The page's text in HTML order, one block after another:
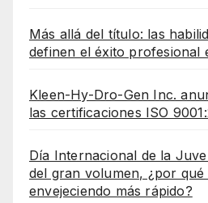
Más allá del título: las
definen el éxito profesional
Kleen-Hy-Dro-Gen Inc.
las certificaciones ISO
Día Internacional de la
del gran volumen, ¿por
envejeciendo más rápido?